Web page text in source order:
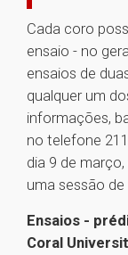
Cada coro
ensaio - no
ensaios de
qualquer um
informações,
no telefone
dia 9 de
uma sessão
Ensaios -
Coral